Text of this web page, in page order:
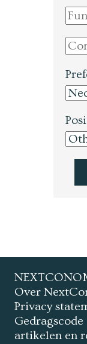
Over
Privacy
Gedragscode
artikelen en